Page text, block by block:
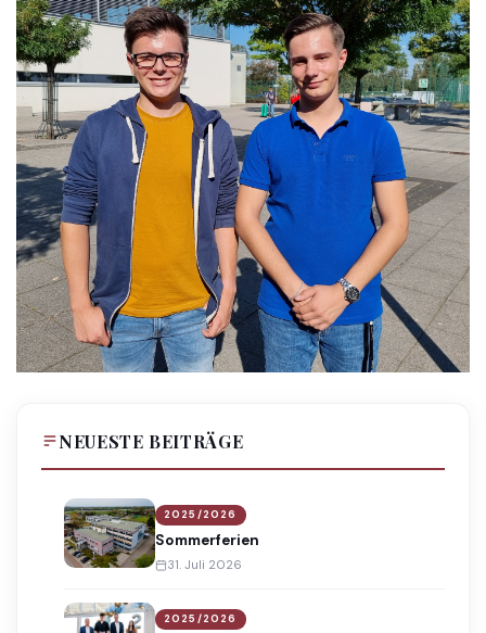
NEUESTE BEITRÄGE
2025/2026
Sommerferien
31. Juli 2026
2025/2026